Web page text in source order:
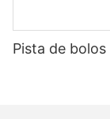
Pista de bolos